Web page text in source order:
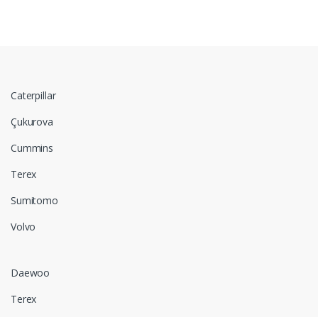
Caterpillar
Çukurova
Cummins
Terex
Sumitomo
Volvo
Daewoo
Terex